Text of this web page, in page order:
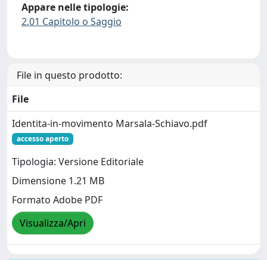
Appare nelle tipologie:
2.01 Capitolo o Saggio
File in questo prodotto:
File
Identita-in-movimento Marsala-Schiavo.pdf
accesso aperto
Tipologia: Versione Editoriale
Dimensione 1.21 MB
Formato Adobe PDF
Visualizza/Apri